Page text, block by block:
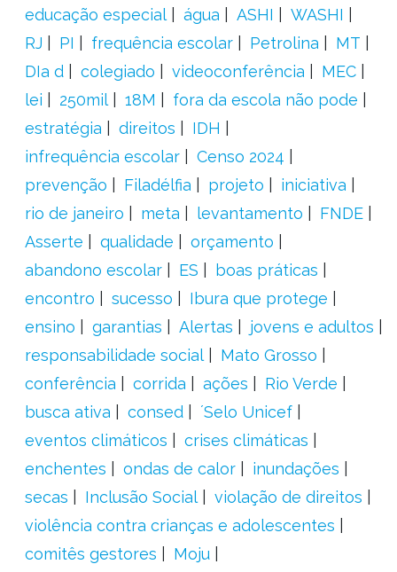
educação especial
água ASHI
WASHI
RJ
PI frequência escolar Petrolina
MT
DIa d
colegiado videoconferência
MEC
lei
250mil 18M
fora da escola não pode
estratégia
direitos
IDH
infrequência escolar
Censo 2024
prevenção
Filadélfia projeto
iniciativa
rio de janeiro
meta levantamento
FNDE
Asserte
qualidade
orçamento
abandono escolar
ES
boas práticas
encontro
sucesso
Ibura que protege
ensino
garantias Alertas
jovens e adultos
responsabilidade social
Mato Grosso
conferência
corrida ações
Rio Verde
busca ativa
consed
´Selo Unicef
eventos climáticos
crises climáticas
enchentes
ondas de calor
inundações
secas
Inclusão Social
violação de direitos
violência contra crianças e adolescentes
comitês gestores
Moju